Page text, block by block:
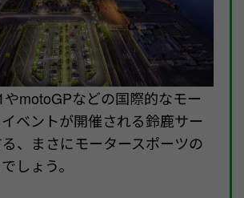
motoGPなどの国際的なモー
ベントが開催される鈴鹿サー
、まさにモータースポーツの
しょう。